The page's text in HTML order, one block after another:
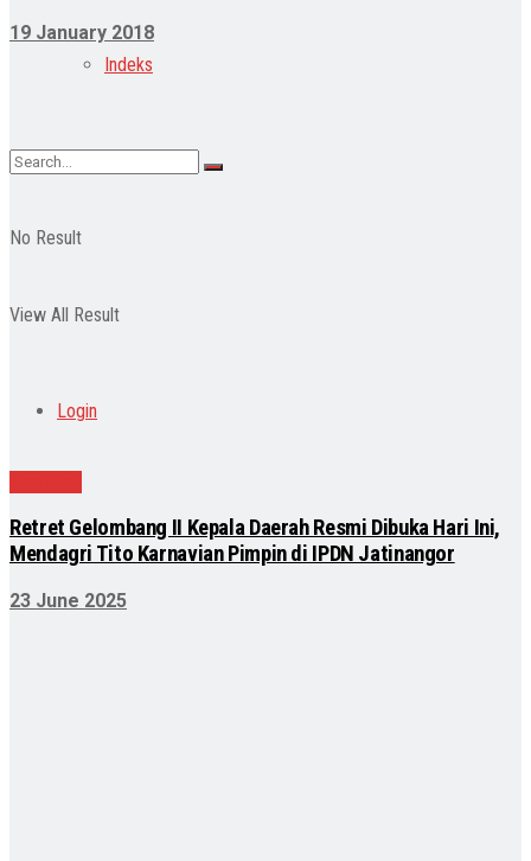
Indeks
No Result
View All Result
Login
19 January 2018
Retret Gelombang II Kepala Daerah Resmi Dibuka Hari Ini,
Mendagri Tito Karnavian Pimpin di IPDN Jatinangor
23 June 2025